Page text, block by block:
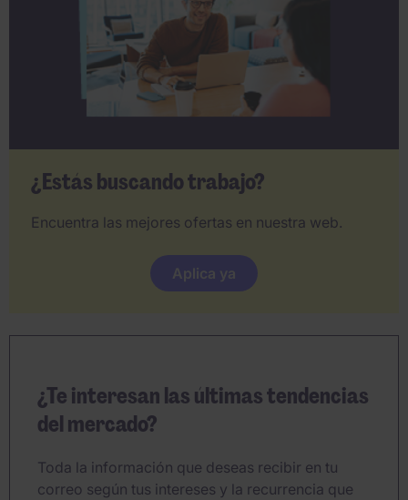
¿Estás buscando trabajo?
Encuentra las mejores ofertas en nuestra web.
Aplica ya
¿Te interesan las últimas tendencias
del mercado?
Toda la información que deseas recibir en tu
correo según tus intereses y la recurrencia que